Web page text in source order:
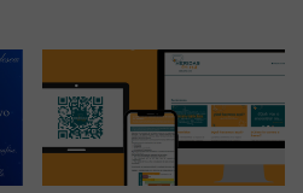
VUESTRO
de 4500 profesionalesque
3000 solo por